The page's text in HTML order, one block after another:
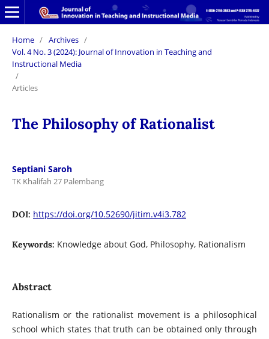
Home / Archives /
Vol. 4 No. 3 (2024): Journal of Innovation in Teaching and
Instructional Media
/
Articles
The Philosophy of Rationalist
Septiani Saroh
TK Khalifah 27 Palembang
DOI: https://doi.org/10.52690/jitim.v4i3.782
Keywords: Knowledge about God, Philosophy, Rationalism
Abstract
Rationalism or the rationalist movement is a philosophical
school which states that truth can be obtained only through